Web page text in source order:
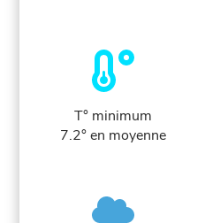
T° minimum
7.2° en moyenne